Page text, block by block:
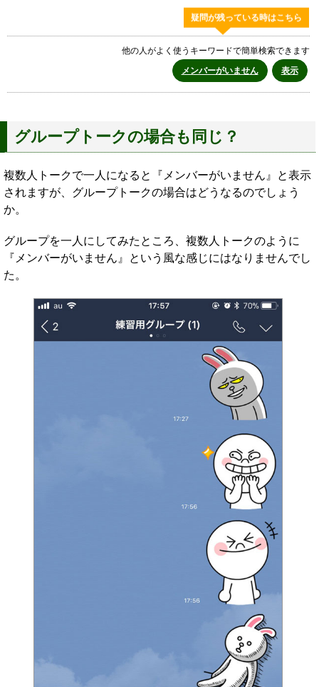
疑問が残っている時はこちら
他の人がよく使うキーワードで簡単検索できます
メンバーがいません
表示
グループトークの場合も同じ？
複数人トークで一人になると『メンバーがいません』と表示
されますが、グループトークの場合はどうなるのでしょう
か。
グループを一人にしてみたところ、複数人トークのように
『メンバーがいません』という風な感じにはなりませんでし
た。